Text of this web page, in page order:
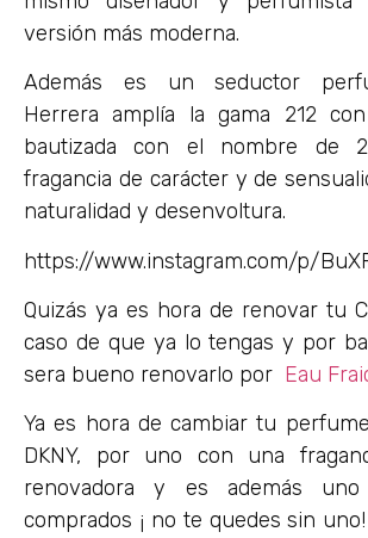
versión más moderna.
Además es un seductor
Herrera amplía la gama 212
bautizada con el nombre de
fragancia de carácter y de
naturalidad y desenvoltura.
https://www.instagram.com/p/
Quizás ya es hora de renovar tu
caso de que ya lo tengas y por
sera bueno renovarlo por Eau
Ya es hora de cambiar tu
DKNY, por uno con una
renovadora y es además
comprados ¡ no te quedes sin